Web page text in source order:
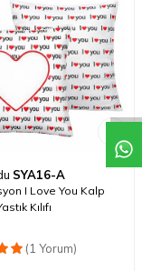
SYA16-A
I Love You Kalp
Kılıfı
(1 Yorum)